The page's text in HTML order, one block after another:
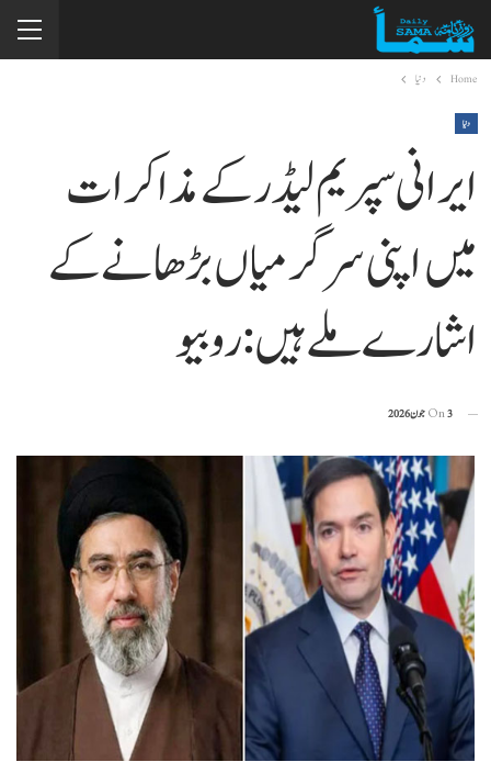
Home دنیا
دنیا
ایرانی سپریم لیڈر کے مذاکرات
میں اپنی سرگرمیاں بڑھانے کے
اشارے ملے ہیں: روبیو
On3 جون 2026